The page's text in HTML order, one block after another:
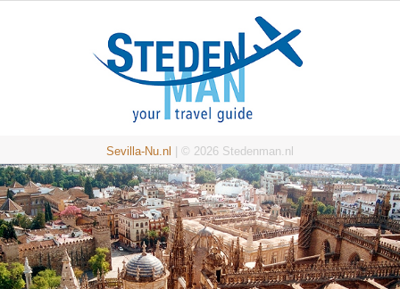
Sevilla-Nu.nl | © 2026 Stedenman.nl